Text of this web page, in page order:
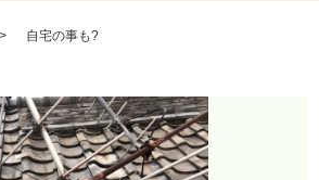
自宅の事も?